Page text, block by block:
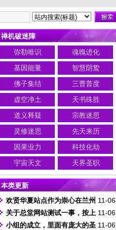
禅机破迷障
弥勒唯识
魂魄进化
基因能量
智慧阴鸷
佛子集结
三曹普度
虚空净土
天书殊胜
道义释疑
宗教迷思
灵修迷思
先天来历
因果业力
科技化劫
宇宙天文
天界圣职
本类更新
11-06
欢贤华夏站点作为崇心在兰州
的门户，请恩师指点缺点及改进或
增添栏目的方向。
11-06
关于总堂网站测试一事，按上
周叩问呈报的计划制作出测试站11-06
小组的成立，里面有庞大的圣